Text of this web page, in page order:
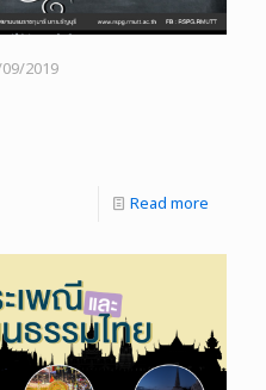
2019
Read more